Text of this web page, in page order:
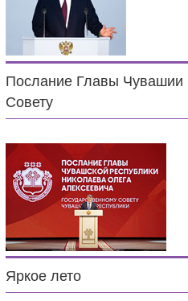
Послание Главы Чувашии
Совету
Яркое лето